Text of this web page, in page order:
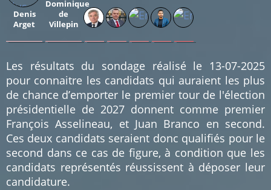
Denis
Arget
0.13
Dominique
de
Villepin
0.13
(1)
0.13
0.13
0.13
0.13
(1)
0.13
(1)
Les résultats du sondage réalisé le 13-07-2025
pour connaitre les candidats qui auraient les plus
de chance d’emporter le premier tour de l'élection
présidentielle de 2027 donnent comme premier
François Asselineau, et Juan Branco en second.
Ces deux candidats seraient donc qualifiés pour le
second dans ce cas de figure, à condition que les
candidats représentés réussissent à déposer leur
candidature.